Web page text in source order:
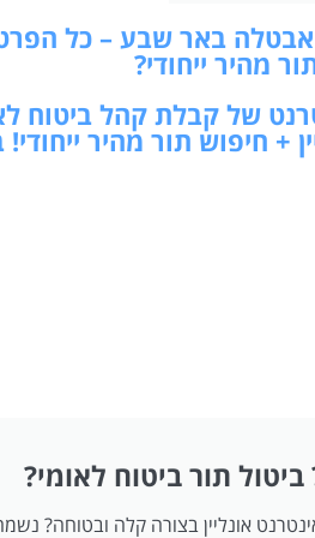
באר שבע – כל
מהיר ייחודי?
של קבלת קהל ביטוח
+ חיפוש תור מהיר
ביטול תור ביטוח לאומי?
אונליין בצורה קלה ובטוחה?